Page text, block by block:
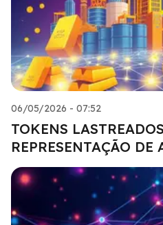
06/05/2026 - 07:52
TOKENS
REPRESENTAÇÃO DE